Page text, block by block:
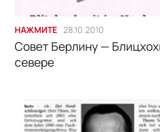
НАЖМИТЕ 28.10.2010
Совет Берлину —
севере